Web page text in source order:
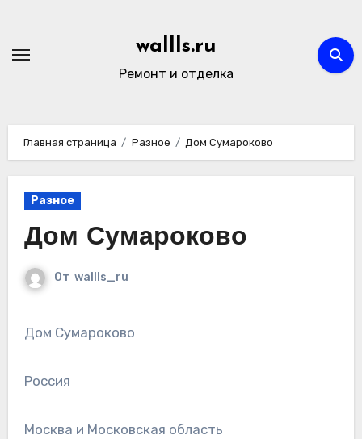
содержимому
wallls.ru
Ремонт и отделка
Главная страница Разное Дом Сумароково
Разное
Дом Сумароково
От wallls_ru
Дом Сумароково
Россия
Москва и Московская область